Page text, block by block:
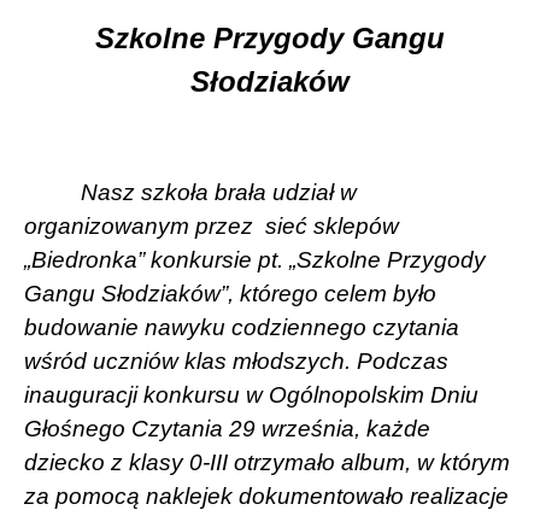
Szkolne Przygody Gangu
Słodziaków
Nasz szkoła brała udział w
organizowanym przez sieć sklepów
„Biedronka” konkursie pt. „Szkolne Przygody
Gangu Słodziaków”, którego celem było
budowanie nawyku codziennego czytania
wśród uczniów klas młodszych. Podczas
inauguracji konkursu w Ogólnopolskim Dniu
Głośnego Czytania 29 września, każde
dziecko z klasy 0-III otrzymało album, w którym
za pomocą naklejek dokumentowało realizacje